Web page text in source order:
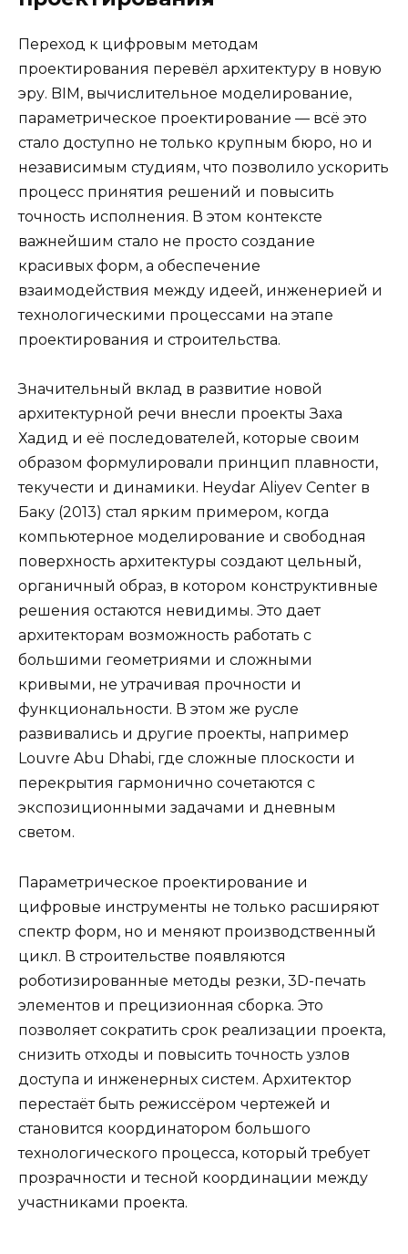
Переход к цифровым методам
проектирования перевёл архитектуру в новую
эру. BIM, вычислительное моделирование,
параметрическое проектирование — всё это
стало доступно не только крупным бюро, но и
независимым студиям, что позволило ускорить
процесс принятия решений и повысить
точность исполнения. В этом контексте
важнейшим стало не просто создание
красивых форм, а обеспечение
взаимодействия между идеей, инженерией и
технологическими процессами на этапе
проектирования и строительства.
Значительный вклад в развитие новой
архитектурной речи внесли проекты Заха
Хадид и её последователей, которые своим
образом формулировали принцип плавности,
текучести и динамики. Heydar Aliyev Center в
Баку (2013) стал ярким примером, когда
компьютерное моделирование и свободная
поверхность архитектуры создают цельный,
органичный образ, в котором конструктивные
решения остаются невидимы. Это дает
архитекторам возможность работать с
большими геометриями и сложными
кривыми, не утрачивая прочности и
функциональности. В этом же русле
развивались и другие проекты, например
Louvre Abu Dhabi, где сложные плоскости и
перекрытия гармонично сочетаются с
экспозиционными задачами и дневным
светом.
Параметрическое проектирование и
цифровые инструменты не только расширяют
спектр форм, но и меняют производственный
цикл. В строительстве появляются
роботизированные методы резки, 3D-печать
элементов и прецизионная сборка. Это
позволяет сократить срок реализации проекта,
снизить отходы и повысить точность узлов
доступа и инженерных систем. Архитектор
перестаёт быть режиссёром чертежей и
становится координатором большого
технологического процесса, который требует
прозрачности и тесной координации между
участниками проекта.